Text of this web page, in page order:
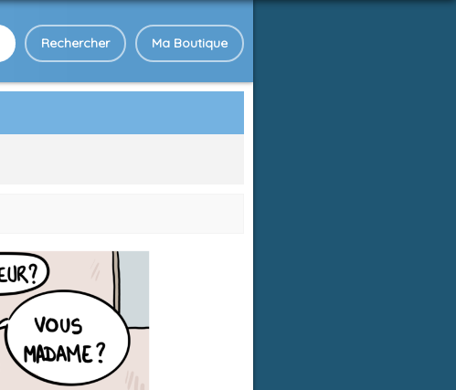
Rechercher Ma Boutique